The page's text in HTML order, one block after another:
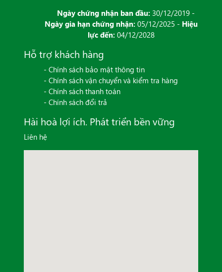
Ngày chứng nhận ban đầu: 30/12/2019 -
Ngày gia hạn chứng nhận:05/12/2025 - Hiệu
lực đến:04/12/2028
Hỗ trợ khách hàng
- Chính sách bảo mật thông tin
- Chính sách vận chuyển và kiểm tra hàng
- Chính sách thanh toán
- Chính sách đổi trả
Hài hoà lợi ích. Phát triển bền vững
Liên hệ